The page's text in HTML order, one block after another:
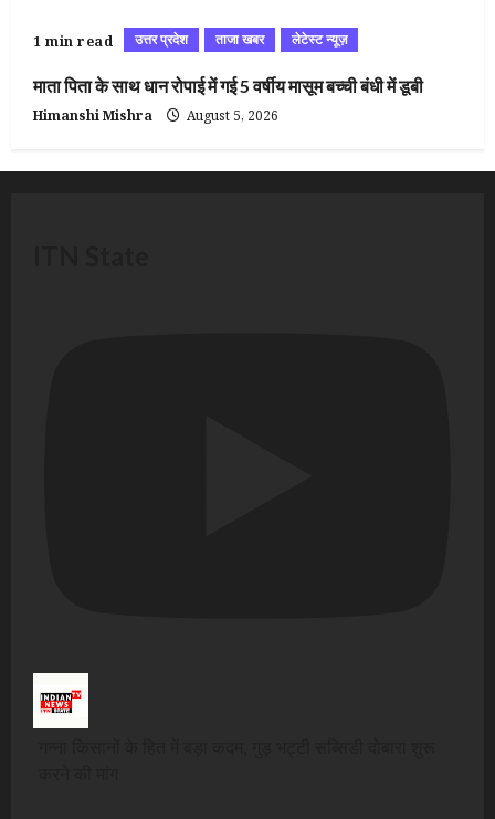
1 min read उत्तर प्रदेश ताजा खबर लेटेस्ट न्यूज़
माता पिता के साथ धान रोपाई में गई 5 वर्षीय मासूम बच्ची बंधी में डूबी
Himanshi Mishra August 5, 2026